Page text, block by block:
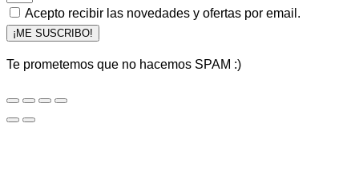
Acepto recibir las novedades y ofertas por email.
¡ME SUSCRIBO!
Te prometemos que no hacemos SPAM :)